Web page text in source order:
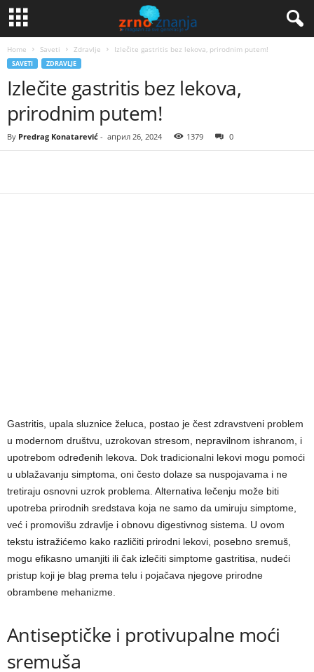
Home Saveti Zdravlje Izlečite gastritis bez lekova, prirodnim putem!
SAVETI ZDRAVLJE
Izlečite gastritis bez lekova,
prirodnim putem!
By Predrag Konatarević - април 26, 2024 1379 0
Gastritis, upala sluznice želuca, postao je čest zdravstveni problem
u modernom društvu, uzrokovan stresom, nepravilnom ishranom, i
upotrebom određenih lekova. Dok tradicionalni lekovi mogu pomoći
u ublažavanju simptoma, oni često dolaze sa nuspojavama i ne
tretiraju osnovni uzrok problema. Alternativa lečenju može biti
upotreba prirodnih sredstava koja ne samo da umiruju simptome,
već i promovišu zdravlje i obnovu digestivnog sistema. U ovom
tekstu istražićemo kako različiti prirodni lekovi, posebno sremuš,
mogu efikasno umanjiti ili čak izlečiti simptome gastritisa, nudeći
pristup koji je blag prema telu i pojačava njegove prirodne
obrambene mehanizme.
Antiseptičke i protivupalne moći
sremuša